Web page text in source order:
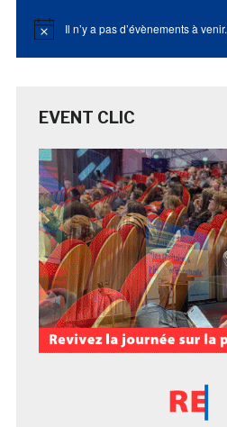
Notice Il n’y a pas d’évènements à venir.
EVENT CLIC